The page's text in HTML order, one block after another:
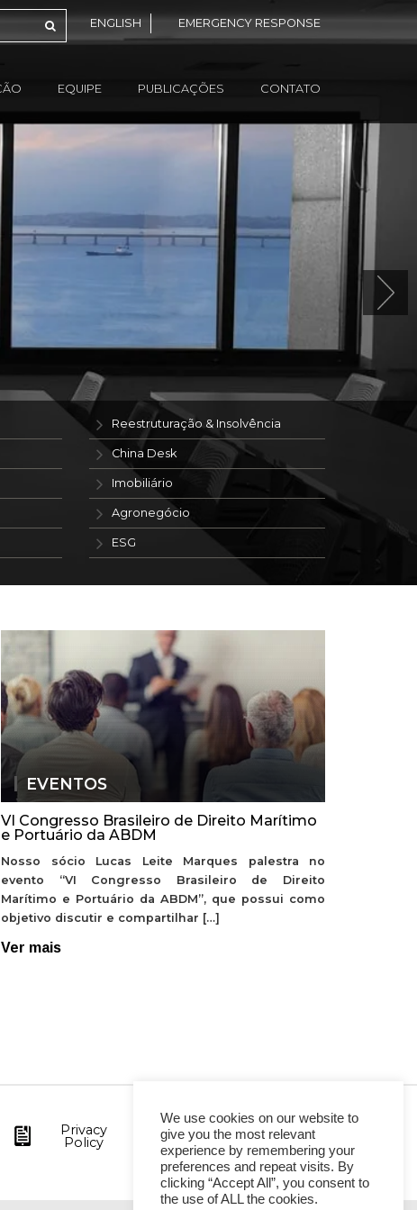
ENGLISH EMERGENCY RESPONSE
EQUIPE PUBLICAÇÕES CONTATO
Reestruturação & Insolvência
China Desk
Imobiliário
Agronegócio
ESG
EVENTOS
VI Congresso Brasileiro de Direito Marítimo
e Portuário da ABDM
Nosso sócio Lucas Leite Marques palestra no
evento “VI Congresso Brasileiro de Direito
Marítimo e Portuário da ABDM”, que possui como
objetivo discutir e compartilhar […]
Ver mais
Privacy
Policy
We use cookies on our website to
give you the most relevant
experience by remembering your
preferences and repeat visits. By
clicking “Accept All”, you consent to
the use of ALL the cookies.